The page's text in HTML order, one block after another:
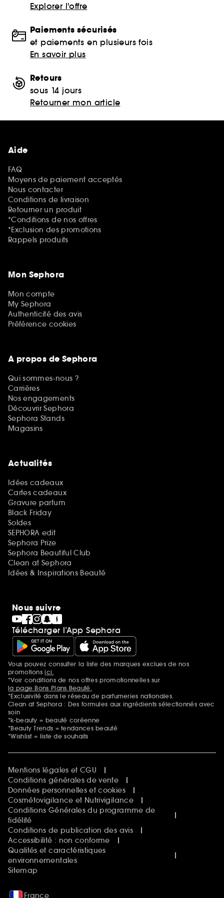
Explorer l'offre
Paiements sécurisés
et paiements en plusieurs fois
En savoir plus
Retours
sous 14 jours
Retourner mon article
Aide
FAQ
Moyens de paiement acceptés
Nous contacter
Conditions de livraison
Retourner un produit
*Conditions de nos offres
*Exclusion des promotions
Rappels produits
Mon Sephora
Mon compte
My Sephora
Authenticité des avis
Préférence cookies
A propos de Sephora
Qui sommes-nous ?
Carrières
Nos engagements
Découvrir Sephora
Sephora Stands
Magasins
Actualités
Idées cadeaux
Cartes cadeaux
Gravure parfum
Black Friday
Soldes
SEPHORA edit
Sephora Prize
Sephora Beautiful Club
Clean at Sephora
Idées & Inspirations Beauté
Nous suivre
Télécharger l’App Sephora
Mentions additionnelles
Vous pouvez consulter la liste des marques exclues de nos
promotionsici.
*Voir conditions de nos offres promotionnelles sur
la page Bons Plans Beauté.
*Exclusivité dans le réseau de parfumeries nationales.
Clean at Sephora : Des formules aux ingrédients sélectionnés avec
soin
*k-beauty = beauté coréenne
*Beauty Trends = tendances beauté
*Wishlist = liste de souhaits
Mentions légales et CGU
Conditions générales de vente
Données personnelles et cookies
Cosmétovigilance et Nutrivigilance
Conditions Générales du programme de
fidélité
Conditions de publication des avis
Accessibilité : non conforme
Qualités et caractéristiques
environnementales
Sitemap
France